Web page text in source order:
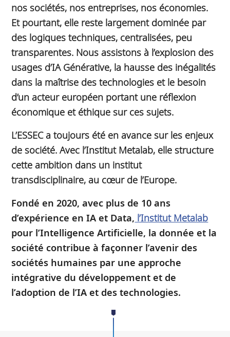
nos sociétés, nos entreprises, nos économies.
Et pourtant, elle reste largement dominée par
des logiques techniques, centralisées, peu
transparentes. Nous assistons à l’explosion des
usages d’IA Générative, la hausse des inégalités
dans la maîtrise des technologies et le besoin
d’un acteur européen portant une réflexion
économique et éthique sur ces sujets.
L’ESSEC a toujours été en avance sur les enjeux
de société. Avec l’Institut Metalab, elle structure
cette ambition dans un institut
transdisciplinaire, au cœur de l’Europe.
Fondé en 2020, avec plus de 10 ans
d’expérience en IA et Data, l’Institut Metalab
pour l’Intelligence Artificielle, la donnée et la
société contribue à façonner l’avenir des
sociétés humaines par une approche
intégrative du développement et de
l’adoption de l’IA et des technologies.